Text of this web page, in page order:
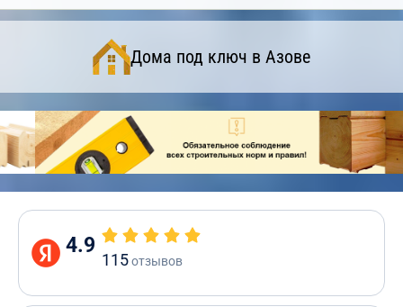
Дома под ключ в Азове
4.9
115отзывов